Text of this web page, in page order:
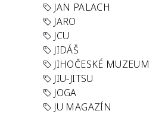
JAN PALACH
JARO
JCU
JIDÁŠ
JIHOČESKÉ MUZEUM
JIU-JITSU
JOGA
JU MAGAZÍN